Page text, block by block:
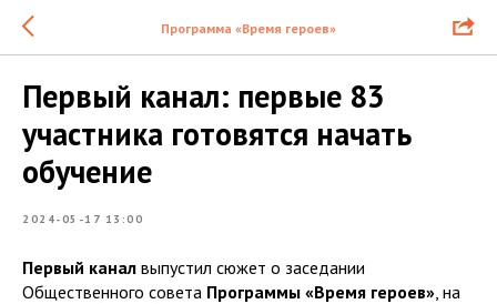
Программа «Время героев»
Первый канал: первые 83
участника готовятся начать
обучение
2024-05-17 13:00
Первый канал выпустил сюжет о заседании
Общественного совета Программы «Время героев», на